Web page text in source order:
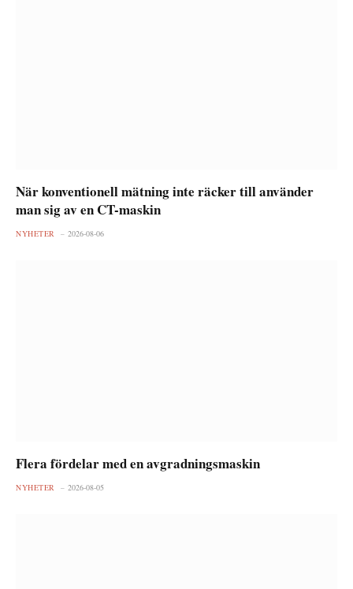
När konventionell mätning inte räcker till använder
man sig av en CT-maskin
NYHETER 2026-08-06
Flera fördelar med en avgradningsmaskin
NYHETER 2026-08-05